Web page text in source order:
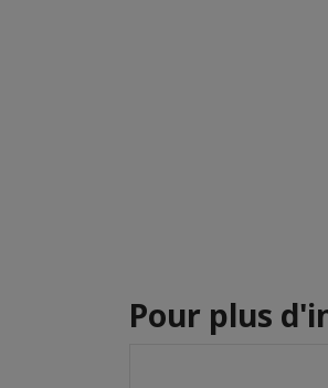
Pour plus